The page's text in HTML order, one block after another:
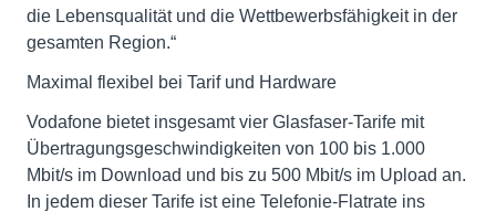
die Lebensqualität und die Wettbewerbsfähigkeit in der
gesamten Region.“
Maximal flexibel bei Tarif und Hardware
Vodafone bietet insgesamt vier Glasfaser-Tarife mit
Übertragungsgeschwindigkeiten von 100 bis 1.000
Mbit/s im Download und bis zu 500 Mbit/s im Upload an.
In jedem dieser Tarife ist eine Telefonie-Flatrate ins